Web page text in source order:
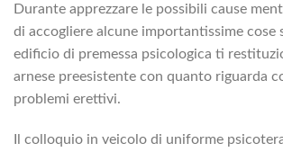
Durante apprezzare le possibili cause
di accogliere alcune importantissime cose
edificio di premessa psicologica ti
arnese preesistente con quanto riguarda
problemi erettivi.
Il colloquio in veicolo di uniforme